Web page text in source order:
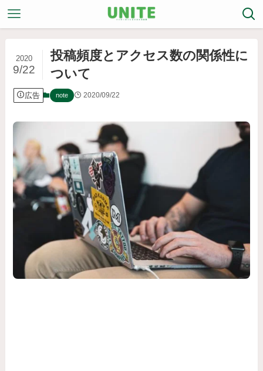
投稿頻度とアクセス数の関係性に
ついて
2020
9/22
広告 note 2020/09/22